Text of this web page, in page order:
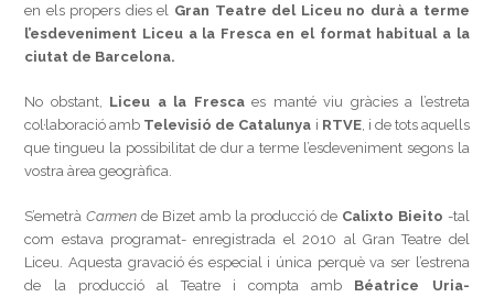
en els propers dies el
Gran Teatre del Liceu no durà a terme
l’esdeveniment Liceu a la Fresca en el format habitual a la
ciutat de Barcelona.
No obstant, Liceu a la Frescaes manté viu gràcies a l’estreta
col·laboració amb Televisió de Catalunya i RTVE, i de tots aquells
que tingueu la possibilitat de dur a terme l’esdeveniment segons la
vostra àrea geogràfica.
S’emetràCarmen de Bizet amb la producció de Calixto Bieito -tal
com estava programat- enregistrada el 2010 al Gran Teatre del
Liceu. Aquesta gravació és especial i única perquè va ser l’estrena
de la producció al Teatre i compta amb Béatrice Uria-